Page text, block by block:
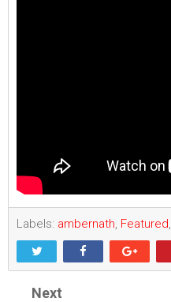
Labels: ambernath, Featured,
Next